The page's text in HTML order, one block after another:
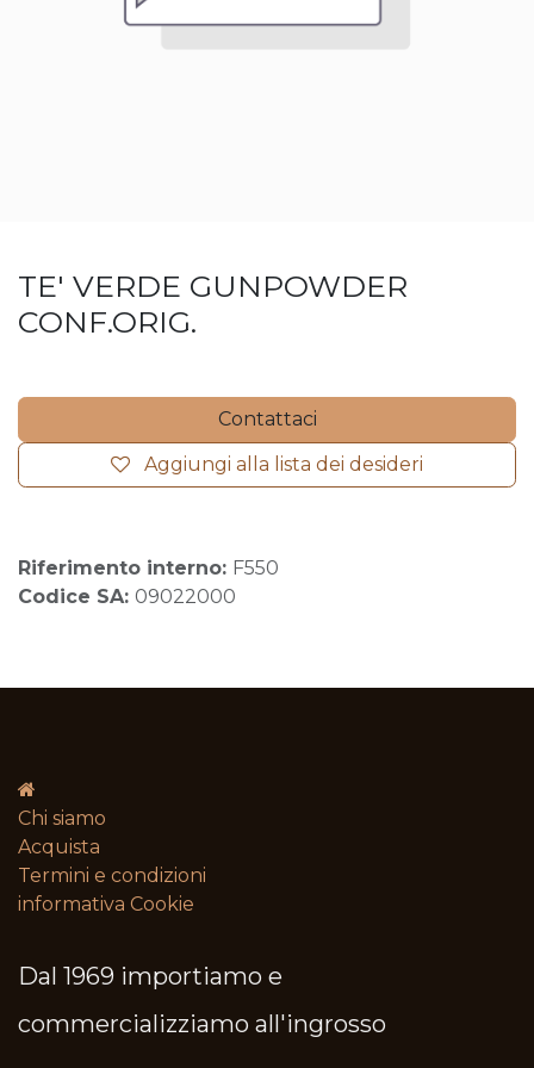
TE' VERDE GUNPOWDER
CONF.ORIG.
Contattaci
Aggiungi alla lista dei desideri
Riferimento interno: F550
Codice SA: 09022000
Chi siamo
Acquista
Termini e condizioni​
informativa Cookie
Dal 1969 importiamo e
commercializziamo all'ingrosso